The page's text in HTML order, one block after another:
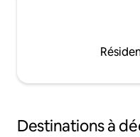
Destinations à